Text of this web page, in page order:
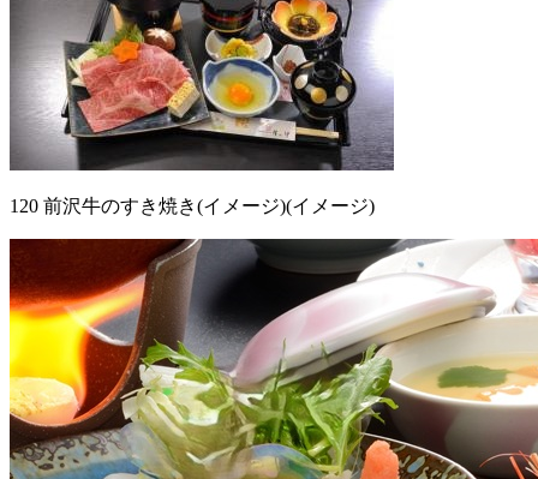
120 前沢牛のすき焼き(イメージ)(イメージ)